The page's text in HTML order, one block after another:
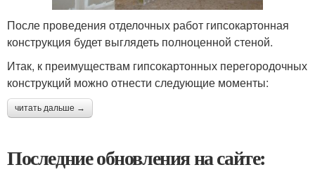
После проведения отделочных работ гипсокартонная
конструкция будет выглядеть полноценной стеной.
Итак, к преимуществам гипсокартонных перегородочных
конструкций можно отнести следующие моменты:
читать дальше →
Последние обновления на сайте: